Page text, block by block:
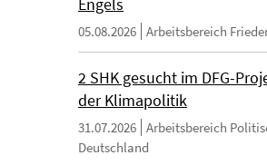
05.08.2026 Arbeitsbereich
2 SHK gesucht im DFG-
der Klimapolitik
31.07.2026 Arbeitsbereich
Deutschland